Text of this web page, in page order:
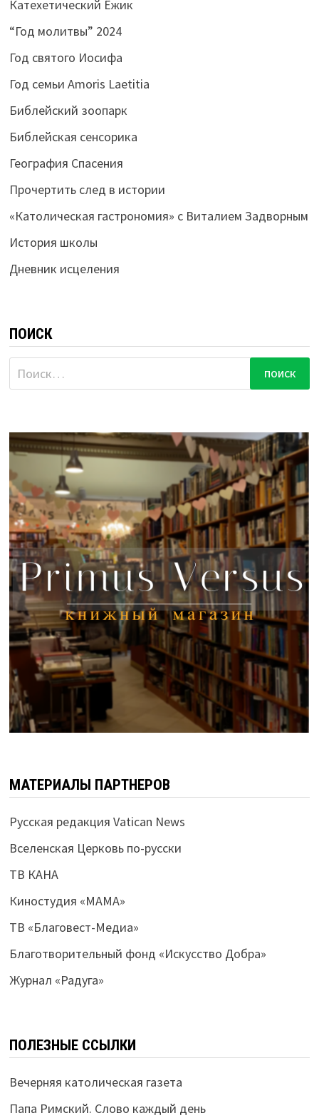
Катехетический Ёжик
“Год молитвы” 2024
Год святого Иосифа
Год семьи Amoris Laetitia
Библейский зоопарк
Библейская сенсорика
География Спасения
Прочертить след в истории
«Католическая гастрономия» с Виталием Задворным
История школы
Дневник исцеления
ПОИСК
Найти:
МАТЕРИАЛЫ ПАРТНЕРОВ
Русская редакция Vatican News
Вселенская Церковь по-русски
ТВ КАНА
Киностудия «МАМА»
ТВ «Благовест-Медиа»
Благотворительный фонд «Искусство Добра»
Журнал «Радуга»
ПОЛЕЗНЫЕ ССЫЛКИ
Вечерняя католическая газета
Папа Римский. Слово каждый день